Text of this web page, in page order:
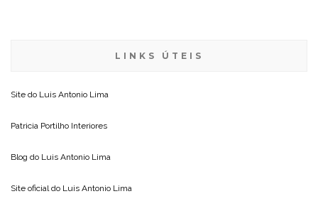
LINKS ÚTEIS
Site do Luis Antonio Lima
Patricia Portilho Interiores
Blog do Luis Antonio Lima
Site oficial do Luis Antonio Lima